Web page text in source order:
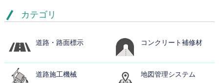
カテゴリ
道路・路面標示 コンクリート補修材
道路施工機械 地図管理システム